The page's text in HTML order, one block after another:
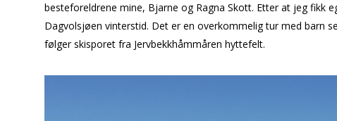
besteforeldrene mine, Bjarne og Ragna Skott. Etter at jeg fikk
Dagvolsjøen vinterstid. Det er en overkommelig tur med barn
følger skisporet fra Jervbekkhåmmåren hyttefelt.